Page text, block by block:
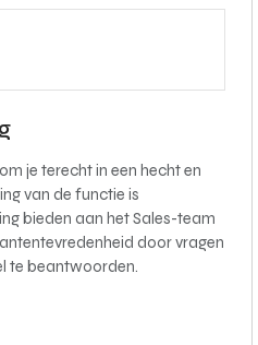
je terecht in een hecht en
van de functie is
bieden aan het Sales-team
door vragen
te beantwoorden.